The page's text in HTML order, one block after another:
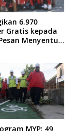
6.970
Gratis kepada
Menyentuh
MYP: 49